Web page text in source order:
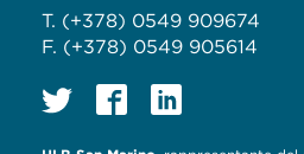
T. (+378) 0549 909674
F. (+378) 0549 905614